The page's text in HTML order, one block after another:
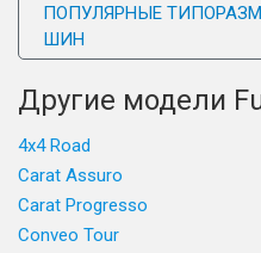
ПОПУЛЯРНЫЕ
ШИН
Другие модели
4x4 Road
Carat Assuro
Carat Progresso
Conveo Tour